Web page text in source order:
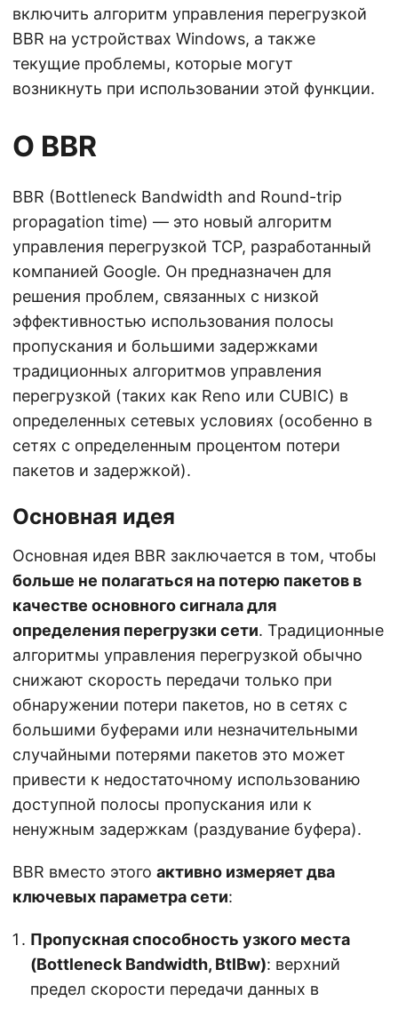
включить алгоритм управления перегрузкой
BBR на устройствах Windows, а также
текущие проблемы, которые могут
возникнуть при использовании этой функции.
О BBR
BBR (Bottleneck Bandwidth and Round-trip
propagation time) — это новый алгоритм
управления перегрузкой TCP, разработанный
компанией Google. Он предназначен для
решения проблем, связанных с низкой
эффективностью использования полосы
пропускания и большими задержками
традиционных алгоритмов управления
перегрузкой (таких как Reno или CUBIC) в
определенных сетевых условиях (особенно в
сетях с определенным процентом потери
пакетов и задержкой).
Основная идея
Основная идея BBR заключается в том, чтобы
больше не полагаться на потерю пакетов в
качестве основного сигнала для
определения перегрузки сети. Традиционные
алгоритмы управления перегрузкой обычно
снижают скорость передачи только при
обнаружении потери пакетов, но в сетях с
большими буферами или незначительными
случайными потерями пакетов это может
привести к недостаточному использованию
доступной полосы пропускания или к
ненужным задержкам (раздувание буфера).
BBR вместо этого активно измеряет два
ключевых параметра сети:
Пропускная способность узкого места
(Bottleneck Bandwidth, BtlBw): верхний
предел скорости передачи данных в